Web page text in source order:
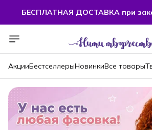
БЕСПЛАТНАЯ ДОСТАВКА при
АкцииБестселлерыНовинкиВсе товары